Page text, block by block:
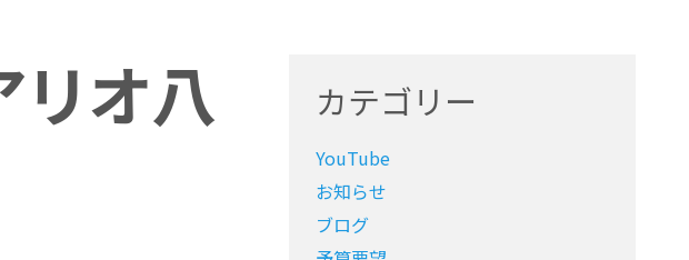
リオ八
カテゴリー
YouTube
お知らせ
ブログ